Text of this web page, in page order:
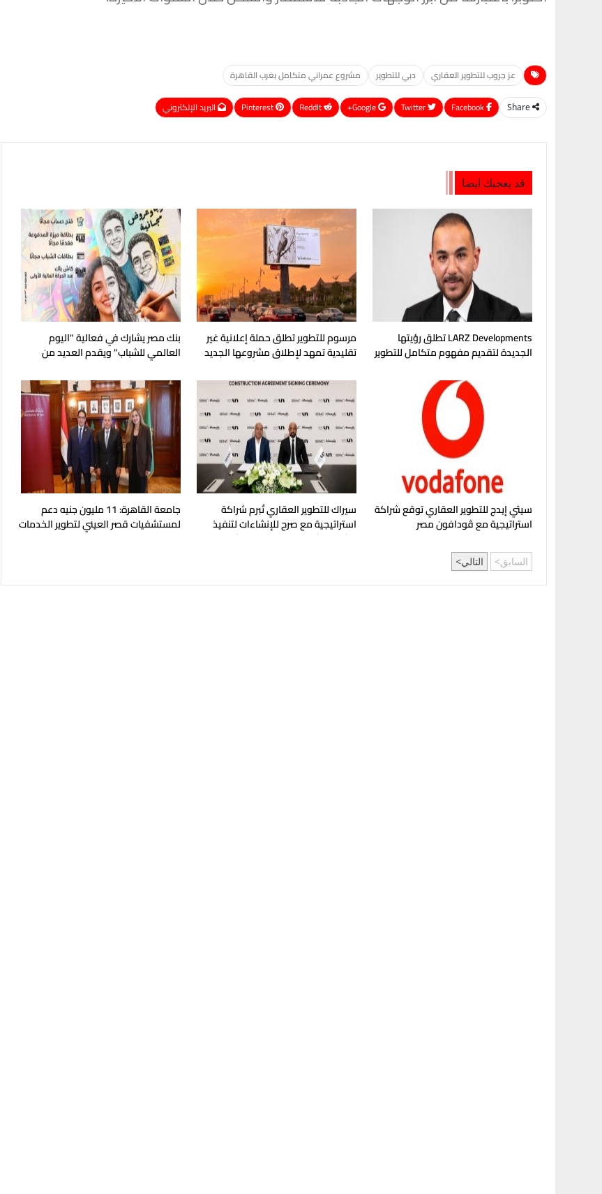
عز جروب للتطوير العقاري دبي للتطوير مشروع عمراني متكامل بغرب القاهرة
Share
Google+
ReddIt
Pinterest البريد الإلكتروني
قد يعجبك ايضا
LARZ Developments تطلق رؤيتها
الجديدة لتقديم مفهوم متكامل للتطوير
مرسوم للتطوير تطلق حملة إعلانية غير
تقليدية تمهد لإطلاق مشروعها الجديد
بنك مصر يشارك في فعالية "اليوم
العالمي للشباب" ويقدم العديد من
العروض المجانية
سيتي إيدج للتطوير العقاري توقع شراكة
استراتيجية مع ڤودافون مصر
سيراك للتطوير العقاري تُبرم شراكة
استراتيجية مع صرح للإنشاءات لتنفيذ
مشروع "شماسي" بالساحل الشمالي
جامعة القاهرة: 11 مليون جنيه دعم
لمستشفيات قصر العيني لتطوير الخدمات
السابق التالي